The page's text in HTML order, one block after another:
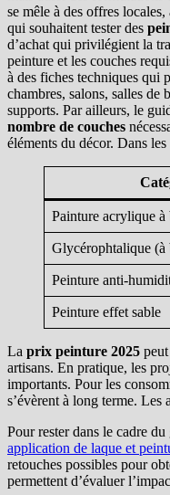
se mêle à des offres
qui souhaitent tester des
d’achat qui privilégient la
peinture et les couches
à des fiches techniques qui
chambres, salons, salles de
supports. Par ailleurs, le
nombre de couches
éléments du décor. Dans
Painture acrylique à
Glycérophtalique (à
Peinture anti-
Peinture effet sable
La prix peinture 2025
artisans. En pratique, les
importants. Pour les
s’évèrent à long terme. Les
Pour rester dans le cadre
application de laque et
retouches possibles pour
permettent d’évaluer